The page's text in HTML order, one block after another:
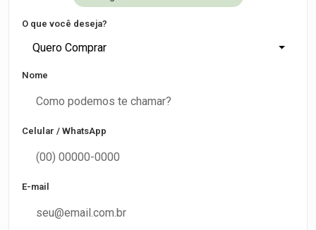
O que você deseja?
Quero Comprar
Nome
Celular / WhatsApp
E-mail